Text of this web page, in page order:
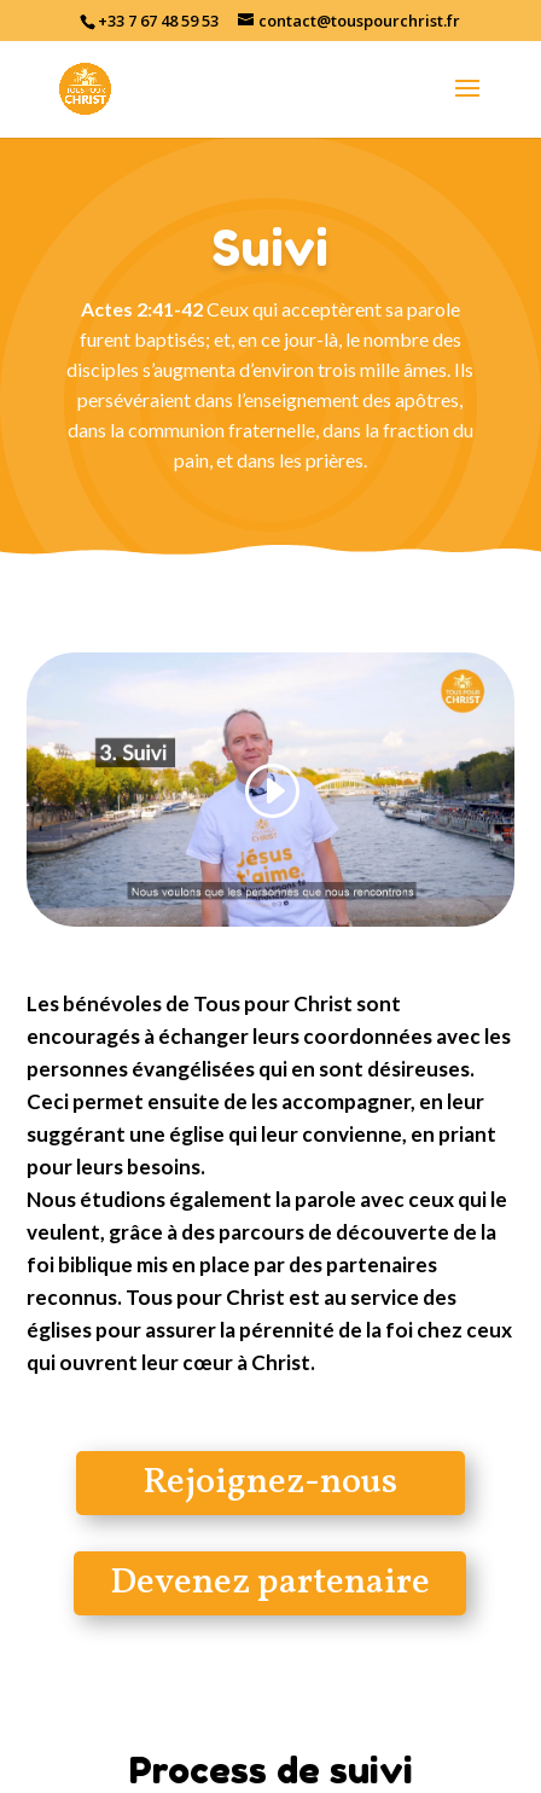
+33 7 67 48 59 53 contact@touspourchrist.fr
Suivi
Actes 2:41‭-‬42Ceux qui acceptèrent sa parole
furent baptisés; et, en ce jour-là, le nombre des
disciples s’augmenta d’environ trois mille âmes. Ils
persévéraient dans l’enseignement des apôtres,
dans la communion fraternelle, dans la fraction du
pain, et dans les prières.
Les bénévoles de Tous pour Christ sont
encouragés à échanger leurs coordonnées avec les
personnes évangélisées qui en sont désireuses.
Ceci permet ensuite de les accompagner, en leur
suggérant une église qui leur convienne, en priant
pour leurs besoins.
Nous étudions également la parole avec ceux qui le
veulent, grâce à des parcours de découverte de la
foi biblique mis en place par des partenaires
reconnus. Tous pour Christ est au service des
églises pour assurer la pérennité de la foi chez ceux
qui ouvrent leur cœur à Christ.
Rejoignez-nous
Devenez partenaire
Process de suivi